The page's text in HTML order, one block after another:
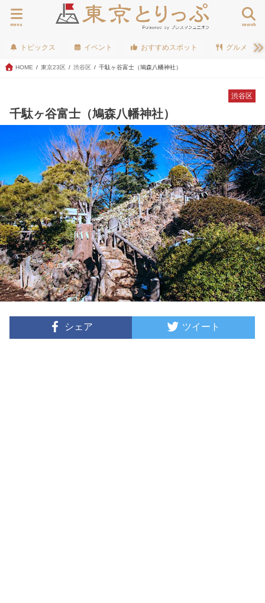
search
menu
トピックス イベント おすすめスポット グルメ
HOME 東京23区 渋谷区 千駄ヶ谷富士（鳩森八幡神社）
渋谷区
千駄ヶ谷富士（鳩森八幡神社）
シェア ツイート